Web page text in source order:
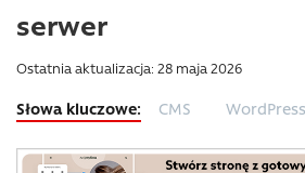
serwer
Ostatnia aktualizacja: 28 maja 2026
CMS WordPress